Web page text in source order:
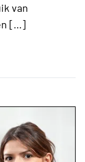
van
[…]